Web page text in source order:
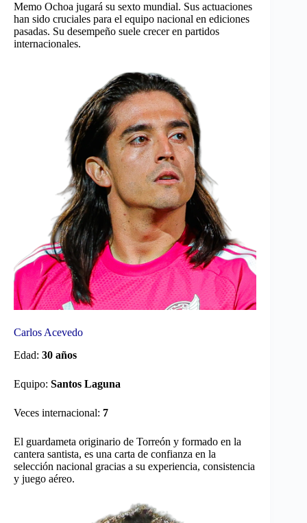
Memo Ochoa jugará su sexto mundial. Sus actuaciones
han sido cruciales para el equipo nacional en ediciones
pasadas. Su desempeño suele crecer en partidos
internacionales.
Carlos Acevedo
Edad: 30 años
Equipo: Santos Laguna
Veces internacional: 7
El guardameta originario de Torreón y formado en la
cantera santista, es una carta de confianza en la
selección nacional gracias a su experiencia, consistencia
y juego aéreo.